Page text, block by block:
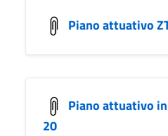
Piano attuativo
Piano attuativo
20